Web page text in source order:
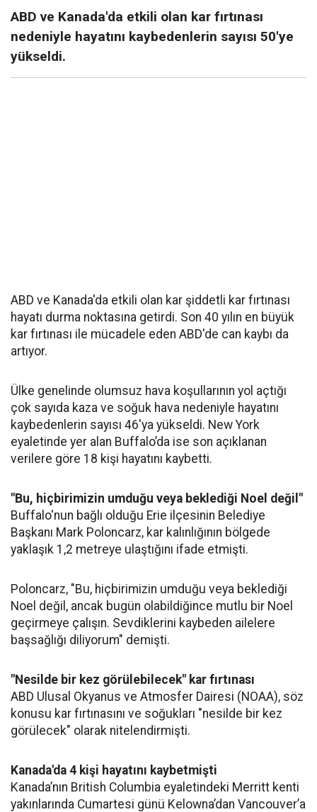
ABD ve Kanada'da etkili olan kar fırtınası
nedeniyle hayatını kaybedenlerin sayısı 50'ye
yükseldi.
ABD ve Kanada'da etkili olan kar şiddetli kar fırtınası
hayatı durma noktasına getirdi. Son 40 yılın en büyük
kar fırtınası ile mücadele eden ABD'de can kaybı da
artıyor.
Ülke genelinde olumsuz hava koşullarının yol açtığı
çok sayıda kaza ve soğuk hava nedeniyle hayatını
kaybedenlerin sayısı 46'ya yükseldi. New York
eyaletinde yer alan Buffalo’da ise son açıklanan
verilere göre 18 kişi hayatını kaybetti.
"Bu, hiçbirimizin umduğu veya beklediği Noel değil"
Buffalo'nun bağlı olduğu Erie ilçesinin Belediye
Başkanı Mark Poloncarz, kar kalınlığının bölgede
yaklaşık 1,2 metreye ulaştığını ifade etmişti.
Poloncarz, "Bu, hiçbirimizin umduğu veya beklediği
Noel değil, ancak bugün olabildiğince mutlu bir Noel
geçirmeye çalışın. Sevdiklerini kaybeden ailelere
başsağlığı diliyorum" demişti.
"Nesilde bir kez görülebilecek" kar fırtınası
ABD Ulusal Okyanus ve Atmosfer Dairesi (NOAA), söz
konusu kar fırtınasını ve soğukları "nesilde bir kez
görülecek" olarak nitelendirmişti.
Kanada'da 4 kişi hayatını kaybetmişti
Kanada’nın British Columbia eyaletindeki Merritt kenti
yakınlarında Cumartesi günü Kelowna’dan Vancouver’a